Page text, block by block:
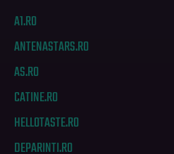
A1.RO
ANTENASTARS.RO
AS.RO
CATINE.RO
HELLOTASTE.RO
DEPARINTI.RO